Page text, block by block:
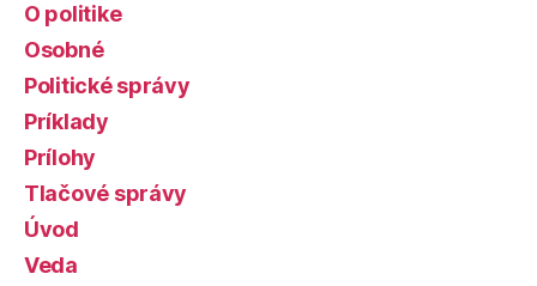
O politike
Osobné
Politické správy
Príklady
Prílohy
Tlačové správy
Úvod
Veda